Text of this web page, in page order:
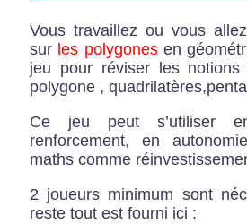
Vous travaillez ou vous
sur les polygonesen
jeu pour réviser les notions
polygone ,
Ce jeu peut s’utiliser
renforcement, en
maths comme
2 joueurs minimum sont
reste tout est fourni ici :